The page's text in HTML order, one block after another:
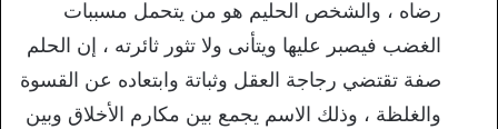
رضاه ، والشخص الحليم هو من يتحمل مسببات
الغضب فيصبر عليها ويتأنى ولا تثور ثائرته ، إن الحلم
صفة تقتضي رجاجة العقل وثباتة وابتعاده عن القسوة
والغلظة ، وذلك الاسم يجمع بين مكارم الأخلاق وبين